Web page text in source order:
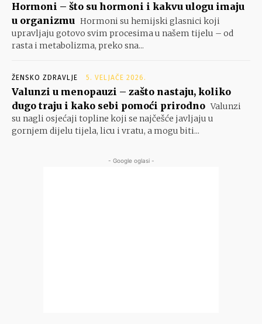
Hormoni – što su hormoni i kakvu ulogu imaju
u organizmu Hormoni su hemijski glasnici koji
upravljaju gotovo svim procesima u našem tijelu – od
rasta i metabolizma, preko sna...
ŽENSKO ZDRAVLJE 5. VELJAČE 2026.
Valunzi u menopauzi – zašto nastaju, koliko
dugo traju i kako sebi pomoći prirodno Valunzi
su nagli osjećaji topline koji se najčešće javljaju u
gornjem dijelu tijela, licu i vratu, a mogu biti...
- Google oglasi -